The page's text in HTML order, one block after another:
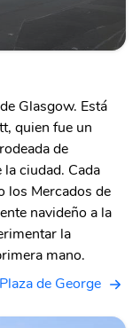
Glasgow. Está
quien fue un
de
ciudad. Cada
los Mercados de
navideño a la
la
mano.
de George